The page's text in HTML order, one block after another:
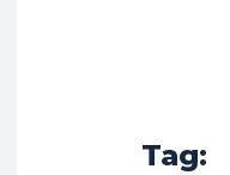
Tag: